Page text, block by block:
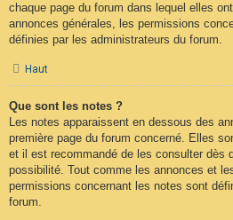
chaque page du forum dans lequel elles
annonces générales, les permissions
définies par les administrateurs du forum.
Haut
Que sont les notes ?
Les notes apparaissent en dessous des
première page du forum concerné. Elles
et il est recommandé de les consulter dès
possibilité. Tout comme les annonces et
permissions concernant les notes sont
forum.